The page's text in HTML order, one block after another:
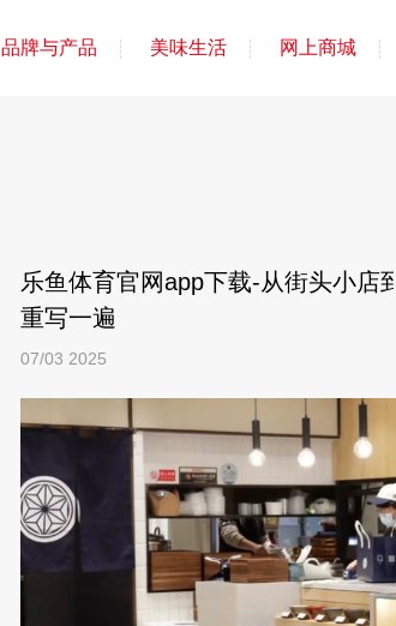
品牌与产品 美味生活 网上商城
乐鱼体育官网app下载-从街头小店
重写一遍
07/03 2025